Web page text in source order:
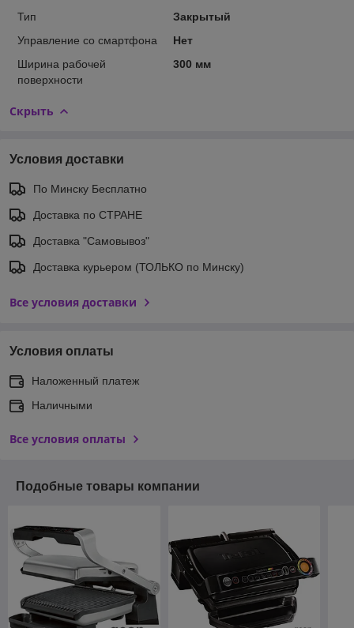
Тип
Закрытый
Управление со смартфона
Нет
Ширина рабочей
поверхности
300 мм
Скрыть
Условия доставки
По Минску Бесплатно
Доставка по СТРАНЕ
Доставка "Самовывоз"
Доставка курьером (ТОЛЬКО по Минску)
Все условия доставки
Условия оплаты
Наложенный платеж
Наличными
Все условия оплаты
Подобные товары компании